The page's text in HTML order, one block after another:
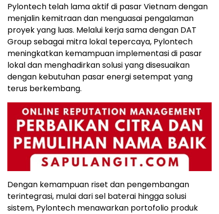
Pylontech telah lama aktif di pasar Vietnam dengan
menjalin kemitraan dan menguasai pengalaman
proyek yang luas. Melalui kerja sama dengan DAT
Group sebagai mitra lokal tepercaya, Pylontech
meningkatkan kemampuan implementasi di pasar
lokal dan menghadirkan solusi yang disesuaikan
dengan kebutuhan pasar energi setempat yang
terus berkembang.
Dengan kemampuan riset dan pengembangan
terintegrasi, mulai dari sel baterai hingga solusi
sistem, Pylontech menawarkan portofolio produk